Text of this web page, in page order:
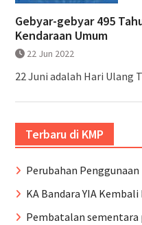
Gebyar-gebyar 495
Kendaraan Umum
22 Jun 2022
22 Juni adalah Hari Ulang
Terbaru di KMP
Perubahan
KA Bandara YIA
Pembatalan sementara